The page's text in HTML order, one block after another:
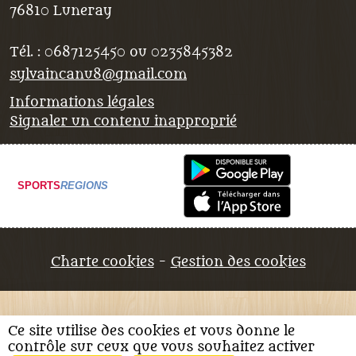
76810 Luneray
Tél. : 0687125450 ou 0235845382
sylvaincanu8@gmail.com
Informations légales
Signaler un contenu inapproprié
SPORTSREGIONS
Charte cookies Gestion des cookies
Ce site utilise des cookies et vous donne le
contrôle sur ceux que vous souhaitez activer